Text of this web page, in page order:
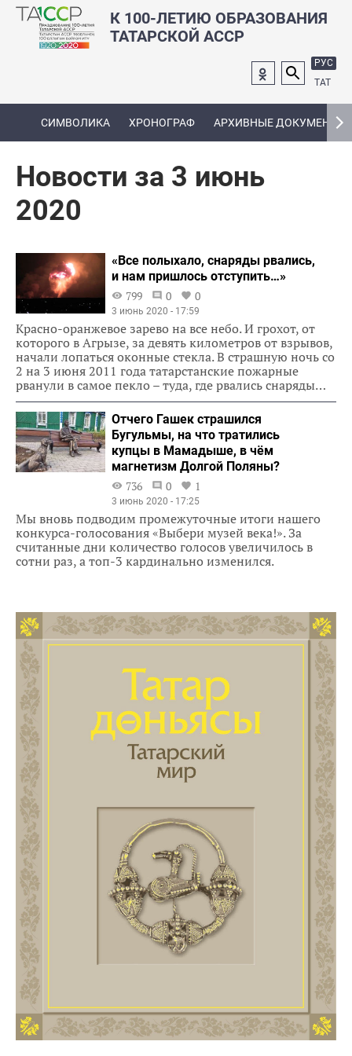
К 100-ЛЕТИЮ ОБРАЗОВАНИЯ
ТАТАРСКОЙ АССР
РУС
ТАТ
СИМВОЛИКА ХРОНОГРАФ АРХИВНЫЕ ДОКУМЕНТЫ
Новости за 3 июнь
2020
«Все полыхало, снаряды рвались,
и нам пришлось отступить…»
799
0 0
3 июнь 2020 - 17:59
​​​​​​​Красно-оранжевое зарево на все небо. И грохот, от
которого в Агрызе, за девять километров от взрывов,
начали лопаться оконные стекла. В страшную ночь со
2 на 3 июня 2011 года татарстанские пожарные
рванули в самое пекло – туда, где рвались снаряды…
Отчего Гашек страшился
Бугульмы, на что тратились
купцы в Мамадыше, в чём
магнетизм Долгой Поляны?
736
0 1
3 июнь 2020 - 17:25
Мы вновь подводим промежуточные итоги нашего
конкурса-голосования «Выбери музей века!». За
считанные дни количество голосов увеличилось в
сотни раз, а топ-3 кардинально изменился.